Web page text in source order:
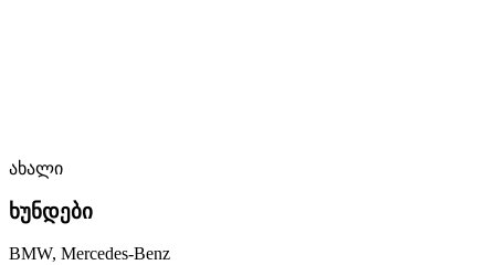
ახალი
ხუნდები
BMW, Mercedes-Benz